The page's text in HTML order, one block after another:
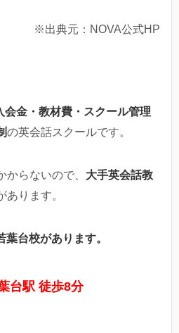
※出典元：NOVA公式HP
会金・教材費・スクール管理
の英会話スクールです。
からないので、 大手英会話教
あります。
台校があります。
台駅 徒歩8分